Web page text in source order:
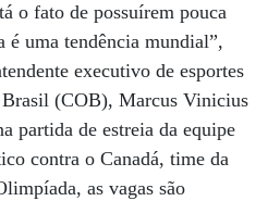
o fato de possuírem pouca
é uma tendência mundial”,
executivo de esportes
(COB), Marcus Vinicius
partida de estreia da equipe
contra o Canadá, time da
as vagas são